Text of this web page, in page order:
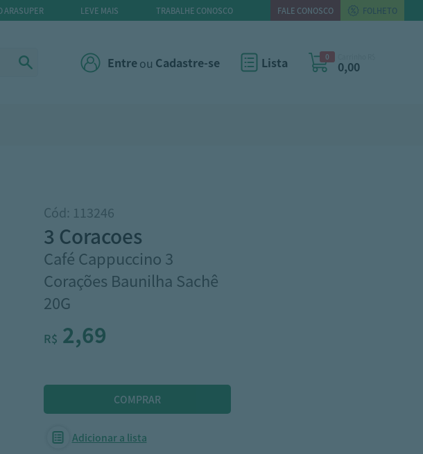
ARASUPER LEVE MAIS TRABALHE CONOSCO FALE CONOSCO FOLHETO
Entreou Cadastre-se Lista 0
0,00
Cód: 113246
3 coracoes
Café Cappuccino 3
Corações Baunilha Sachê
20G
R$ 2,69
Adicionar a lista